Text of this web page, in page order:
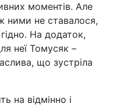
моментів. Але
ними не ставалося,
На додаток,
неї Томусяк –
що зустріла
на відмінно і